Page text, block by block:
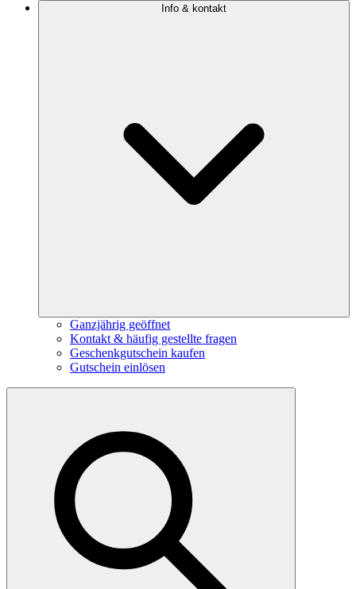
Info & kontakt
Ganzjährig geöffnet
Kontakt & häufig gestellte fragen
Geschenkgutschein kaufen
Gutschein einlösen